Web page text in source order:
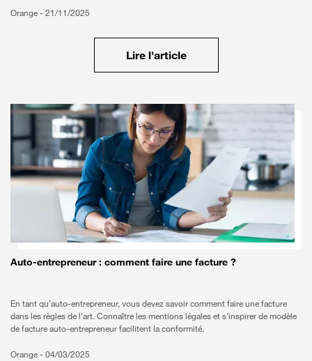
Orange - 21/11/2025
Lire l'article
Auto-entrepreneur : comment faire une facture ?
En tant qu’auto-entrepreneur, vous devez savoir comment faire une facture
dans les règles de l’art. Connaître les mentions légales et s’inspirer de modèle
de facture auto-entrepreneur facilitent la conformité.
Orange - 04/03/2025